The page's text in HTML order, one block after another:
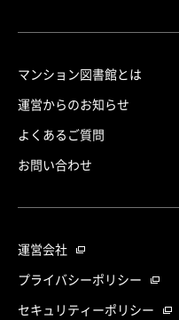
マンション図書館とは
運営からのお知らせ
よくあるご質問
お問い合わせ
運営会社
プライバシーポリシー
セキュリティーポリシー